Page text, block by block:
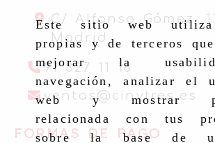
Este sitio web utiliza
propias y de terceros
mejorar la
navegación, analizar el
web y mostrar
relacionada con tus
sobre la base de
C/ Alfonso Gómez,
Madrid
91 327 11 16
ventas cinytres.es
FORMAS DE PAGO